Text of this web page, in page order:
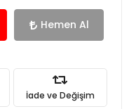
Hemen Al
İade ve Değişim